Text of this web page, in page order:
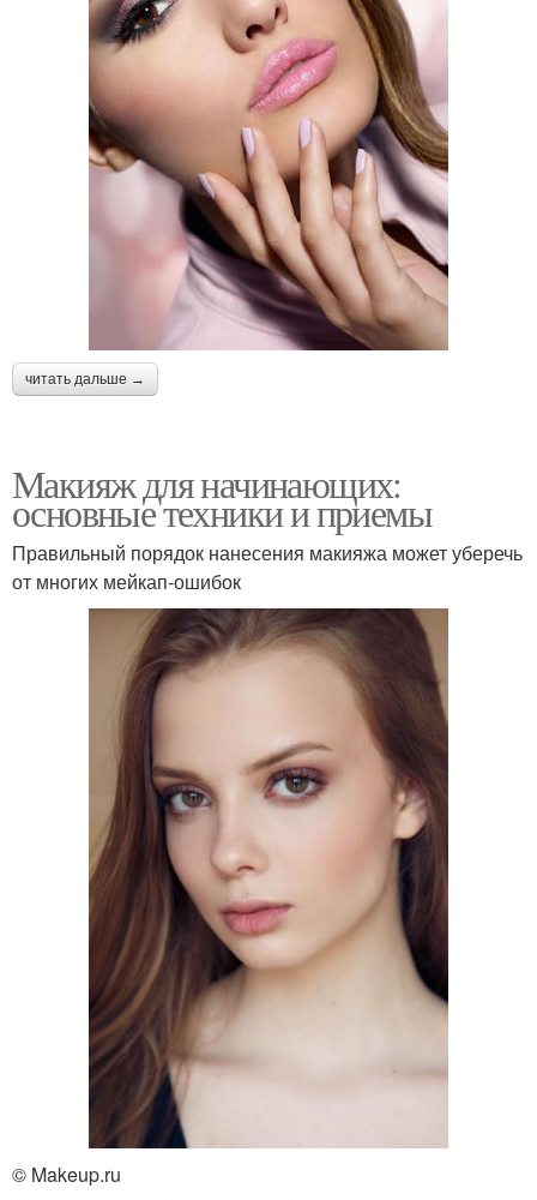
читать дальше →
Макияж для начинающих:
основные техники и приемы
Правильный порядок нанесения макияжа может уберечь
от многих мейкап-ошибок
© Makeup.ru